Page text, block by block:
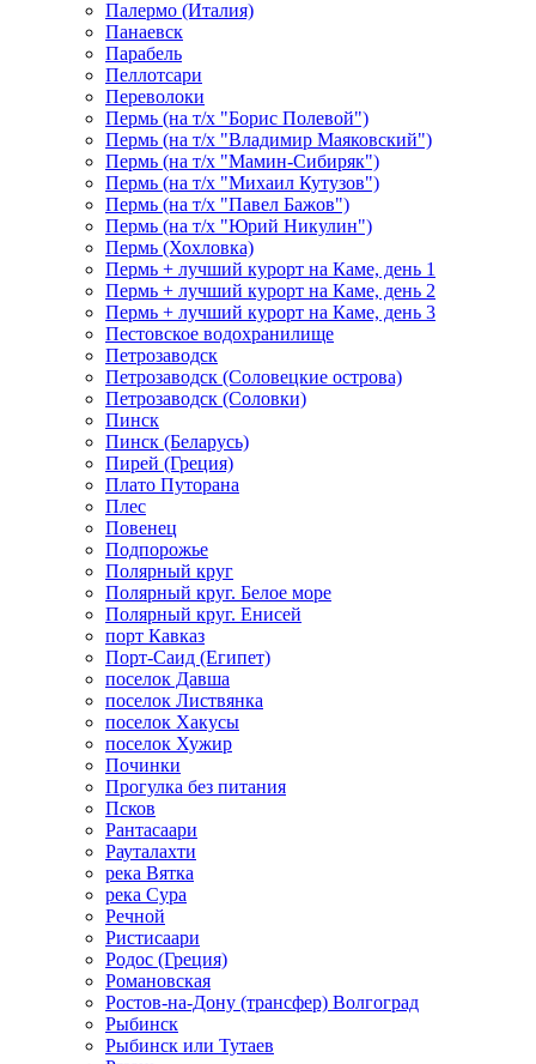
Палермо (Италия)
Панаевск
Парабель
Пеллотсари
Переволоки
Пермь (на т/х "Борис Полевой")
Пермь (на т/х "Владимир Маяковский")
Пермь (на т/х "Мамин-Сибиряк")
Пермь (на т/х "Михаил Кутузов")
Пермь (на т/х "Павел Бажов")
Пермь (на т/х "Юрий Никулин")
Пермь (Хохловка)
Пермь + лучший курорт на Каме, день 1
Пермь + лучший курорт на Каме, день 2
Пермь + лучший курорт на Каме, день 3
Пестовское водохранилище
Петрозаводск
Петрозаводск (Соловецкие острова)
Петрозаводск (Соловки)
Пинск
Пинск (Беларусь)
Пирей (Греция)
Плато Путорана
Плес
Повенец
Подпорожье
Полярный круг
Полярный круг. Белое море
Полярный круг. Енисей
порт Кавказ
Порт-Саид (Египет)
поселок Давша
поселок Листвянка
поселок Хакусы
поселок Хужир
Починки
Прогулка без питания
Псков
Рантасаари
Рауталахти
река Вятка
река Сура
Речной
Ристисаари
Родос (Греция)
Романовская
Ростов-на-Дону (трансфер) Волгоград
Рыбинск
Рыбинск или Тутаев